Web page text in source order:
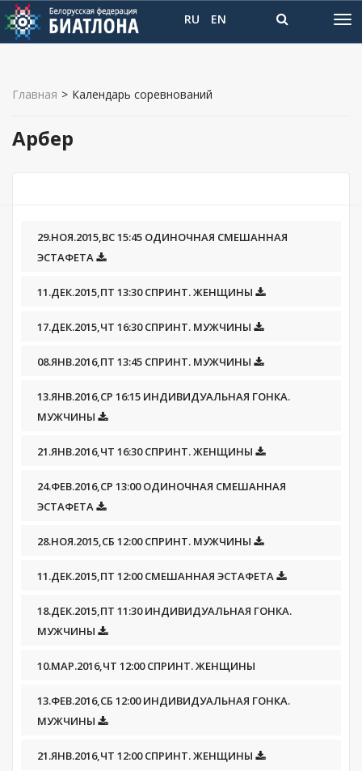
RU EN
Главная > Календарь соревнований
Арбер
29.НОЯ.2015,ВС 15:45 ОДИНОЧНАЯ СМЕШАННАЯ
ЭСТАФЕТА
11.ДЕК.2015,ПТ 13:30 СПРИНТ. ЖЕНЩИНЫ
17.ДЕК.2015,ЧТ 16:30 СПРИНТ. МУЖЧИНЫ
08.ЯНВ.2016,ПТ 13:45 СПРИНТ. МУЖЧИНЫ
13.ЯНВ.2016,СР 16:15 ИНДИВИДУАЛЬНАЯ ГОНКА.
МУЖЧИНЫ
21.ЯНВ.2016,ЧТ 16:30 СПРИНТ. ЖЕНЩИНЫ
24.ФЕВ.2016,СР 13:00 ОДИНОЧНАЯ СМЕШАННАЯ
ЭСТАФЕТА
28.НОЯ.2015,СБ 12:00 СПРИНТ. МУЖЧИНЫ
11.ДЕК.2015,ПТ 12:00 СМЕШАННАЯ ЭСТАФЕТА
18.ДЕК.2015,ПТ 11:30 ИНДИВИДУАЛЬНАЯ ГОНКА.
МУЖЧИНЫ
10.МАР.2016,ЧТ 12:00 СПРИНТ. ЖЕНЩИНЫ
13.ФЕВ.2016,СБ 12:00 ИНДИВИДУАЛЬНАЯ ГОНКА.
МУЖЧИНЫ
21.ЯНВ.2016,ЧТ 12:00 СПРИНТ. ЖЕНЩИНЫ